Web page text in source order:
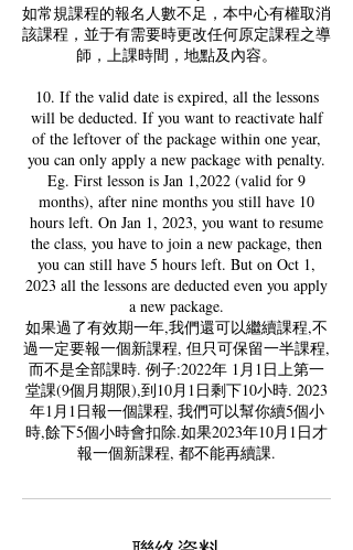
如常規課程的報名人數不足，本中心有權取消
該課程，並于有需要時更改任何原定課程之導
師，上課時間，地點及內容。
10. If the valid date is expired, all the lessons
will be deducted. If you want to reactivate half
of the leftover of the package within one year,
you can only apply a new package with penalty.
Eg. First lesson is Jan 1,2022 (valid for 9
months), after nine months you still have 10
hours left. On Jan 1, 2023, you want to resume
the class, you have to join a new package, then
you can still have 5 hours left. But on Oct 1,
2023 all the lessons are deducted even you apply
a new package.
如果過了有效期一年,我們還可以繼續課程,不
過一定要報一個新課程, 但只可保留一半課程,
而不是全部課時. 例子:2022年 1月1日上第一
堂課(9個月期限),到10月1日剩下10小時. 2023
年1月1日報一個課程, 我們可以幫你續5個小
時,餘下5個小時會扣除.如果2023年10月1日才